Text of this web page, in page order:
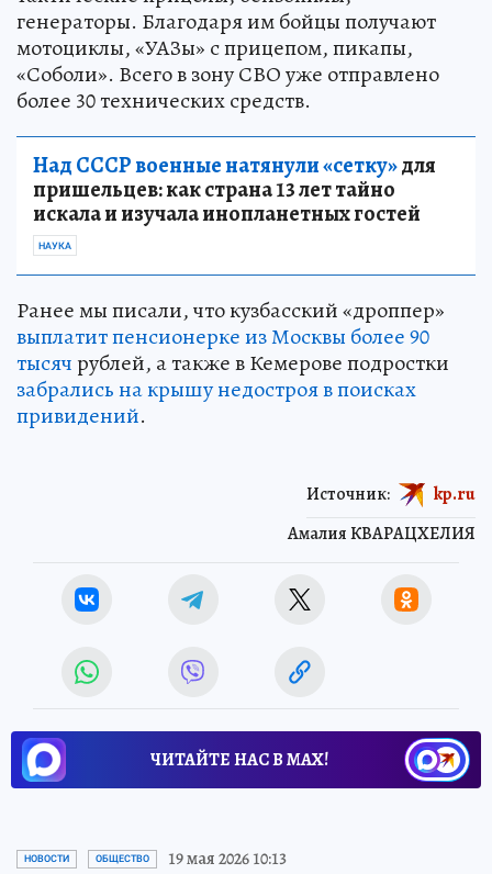
генераторы. Благодаря им бойцы получают
мотоциклы, «УАЗы» с прицепом, пикапы,
«Соболи». Всего в зону СВО уже отправлено
более 30 технических средств.
Над СССР военные натянули «сетку»для
пришельцев: как страна 13 лет тайно
искала и изучала инопланетных гостей
НАУКА
Ранее мы писали, что кузбасский «дроппер»
выплатит пенсионерке из Москвы более 90
тысячрублей, а также в Кемерове подростки
забрались на крышу недостроя в поисках
привидений.
Амалия КВАРАЦХЕЛИЯ
Источник: kp.ru
ЧИТАЙТЕ НАС В МАХ!
НОВОСТИ ОБЩЕСТВО 19 мая 2026 10:13